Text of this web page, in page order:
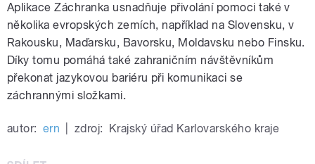
Aplikace Záchranka usnadňuje přivolání pomoci také v
několika evropských zemích, například na Slovensku, v
Rakousku, Maďarsku, Bavorsku, Moldavsku nebo Finsku.
Díky tomu pomáhá také zahraničním návštěvníkům
překonat jazykovou bariéru při komunikaci se
záchrannými složkami.
autor: ern zdroj: Krajský úřad Karlovarského kraje